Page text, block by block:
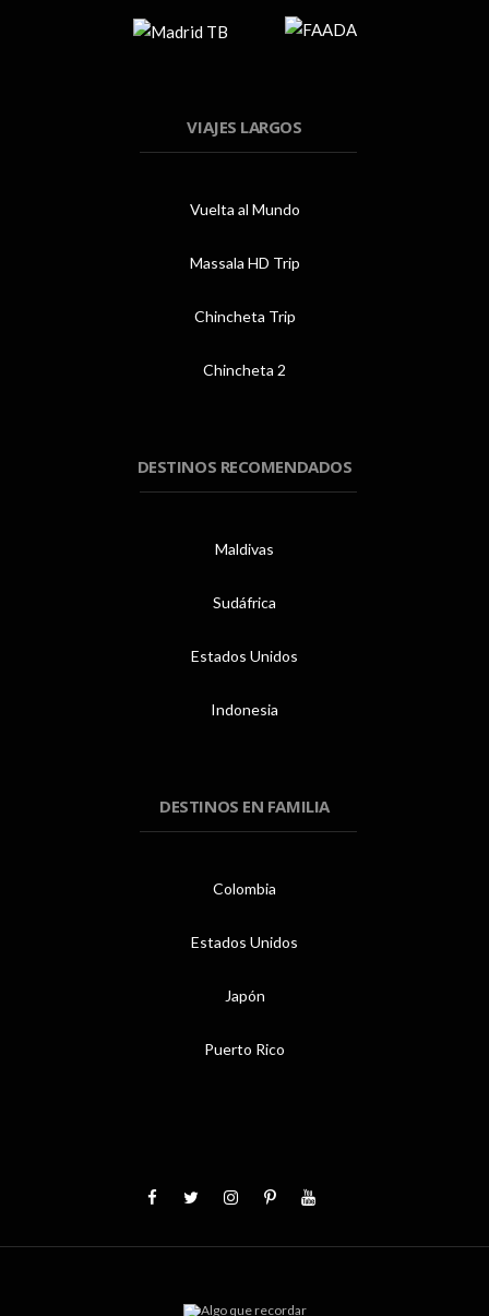
VIAJES LARGOS
Vuelta al Mundo
Massala HD Trip
Chincheta Trip
Chincheta 2
DESTINOS RECOMENDADOS
Maldivas
Sudáfrica
Estados Unidos
Indonesia
DESTINOS EN FAMILIA
Colombia
Estados Unidos
Japón
Puerto Rico